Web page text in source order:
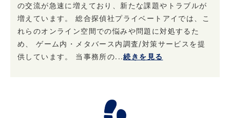
4. 個人情報はいつでも変更・訂正または削除で
きます
当社は、ご本人からお申し出があったときは、
ご本人様確認後登録情報の開示を行います。 ま
ービスが発生する場合があります。
の交流が急速に増えており、新たな課題やトラブルが
増えています。 総合探偵社プライベートアイでは、こ
れらのオンライン空間での悩みや問題に対処するた
め、 ゲーム内・メタバース内調査/対策サービスを提
供しています。 当事務所の...続きを見る